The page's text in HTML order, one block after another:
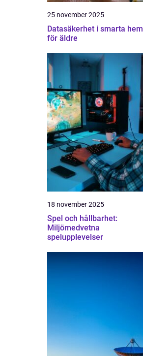
25 november 2025
Datasäkerhet i smarta hem
för äldre
18 november 2025
Spel och hållbarhet:
Miljömedvetna
spelupplevelser